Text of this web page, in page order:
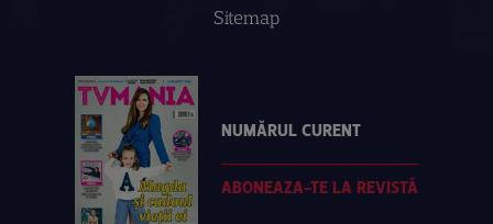
Sitemap
NUMĂRUL CURENT
ABONEAZA-TE LA REVISTĂ